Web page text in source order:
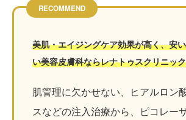
RECOMMEND
美肌・エイジングケア効果が高く、安
い美容皮膚科ならレナトゥスクリニッ
肌管理に欠かせない、ヒアルロン
スなどの注入治療から、ピコレー